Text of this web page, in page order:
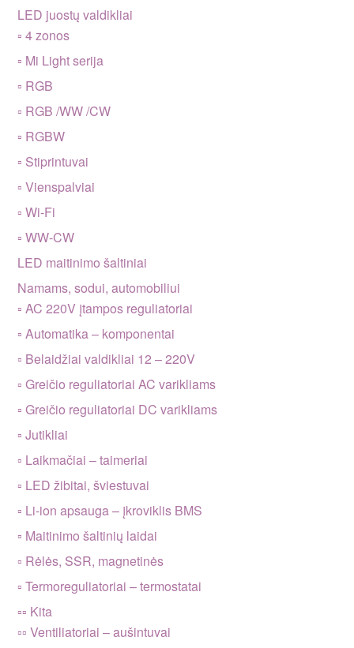
LED juostų valdikliai
▫ 4 zonos
▫ Mi Light serija
▫ RGB
▫ RGB /WW /CW
▫ RGBW
▫ Stiprintuvai
▫ Vienspalviai
▫ Wi-Fi
▫ WW-CW
LED maitinimo šaltiniai
Namams, sodui, automobiliui
▫ AC 220V įtampos reguliatoriai
▫ Automatika – komponentai
▫ Belaidžiai valdikliai 12 – 220V
▫ Greičio reguliatoriai AC varikliams
▫ Greičio reguliatoriai DC varikliams
▫ Jutikliai
▫ Laikmačiai – taimeriai
▫ LED žibitai, šviestuvai
▫ Li-ion apsauga – įkroviklis BMS
▫ Maitinimo šaltinių laidai
▫ Rėlės, SSR, magnetinės
▫ Termoreguliatoriai – termostatai
▫▫ Kita
▫▫ Ventiliatoriai – aušintuvai